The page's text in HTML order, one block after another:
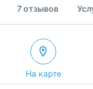
7 отзывов
На карте